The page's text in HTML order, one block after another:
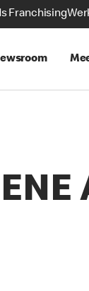
Franchising